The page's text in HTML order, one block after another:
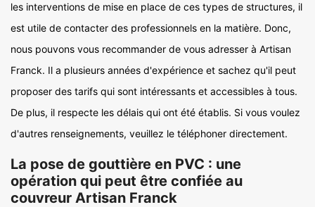
les interventions de mise en place de ces types de structures, il
est utile de contacter des professionnels en la matière. Donc,
nous pouvons vous recommander de vous adresser à Artisan
Franck. Il a plusieurs années d'expérience et sachez qu'il peut
proposer des tarifs qui sont intéressants et accessibles à tous.
De plus, il respecte les délais qui ont été établis. Si vous voulez
d'autres renseignements, veuillez le téléphoner directement.
La pose de gouttière en PVC : une
opération qui peut être confiée au
couvreur Artisan Franck